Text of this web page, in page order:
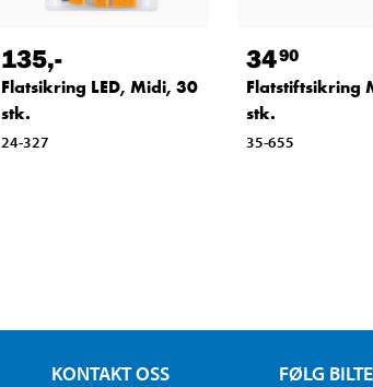
135,-
Flatsikring LED, Midi, 30
stk.
24-327
3490
Flatstiftsikring
stk.
35-655
KONTAKT OSS FØLG